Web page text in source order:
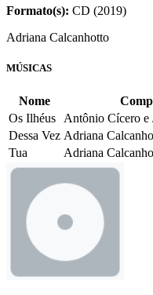
Formato(s): CD (2019)
Adriana Calcanhotto
MÚSICAS
Nome
Os Ilhéus
Antônio Cícero e
Dessa Vez Adriana
Tua
Adriana